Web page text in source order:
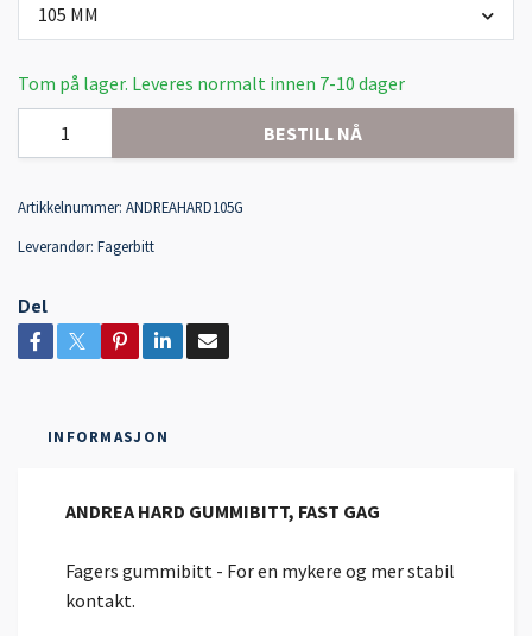
105 MM
Tom på lager. Leveres normalt innen 7-10 dager
BESTILL NÅ
Artikkelnummer: ANDREAHARD105G
Leverandør: Fagerbitt
Del
INFORMASJON
ANDREA HARD GUMMIBITT, FAST GAG
Fagers gummibitt - For en mykere og mer stabil
kontakt.